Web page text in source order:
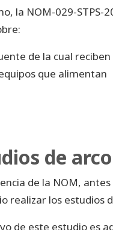
la NOM-029-STPS-
de la cual
que alimentan
de
de la NOM,
realizar los estudios
de este estudio es